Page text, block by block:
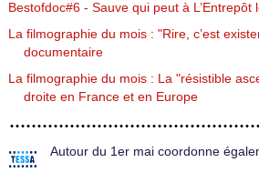
Bestofdoc#6 - Sauve qui peut à L’Entrepôt
La filmographie du mois : "Rire, c’est
documentaire
La filmographie du mois : La "résistible
droite en France et en Europe
Autour du 1er mai coordonne